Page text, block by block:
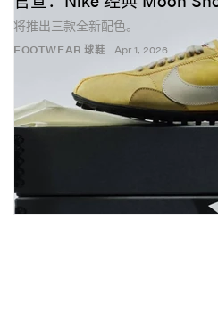
FOOTWEAR 球鞋
将推出三款全新配色。
Apr 1, 2026